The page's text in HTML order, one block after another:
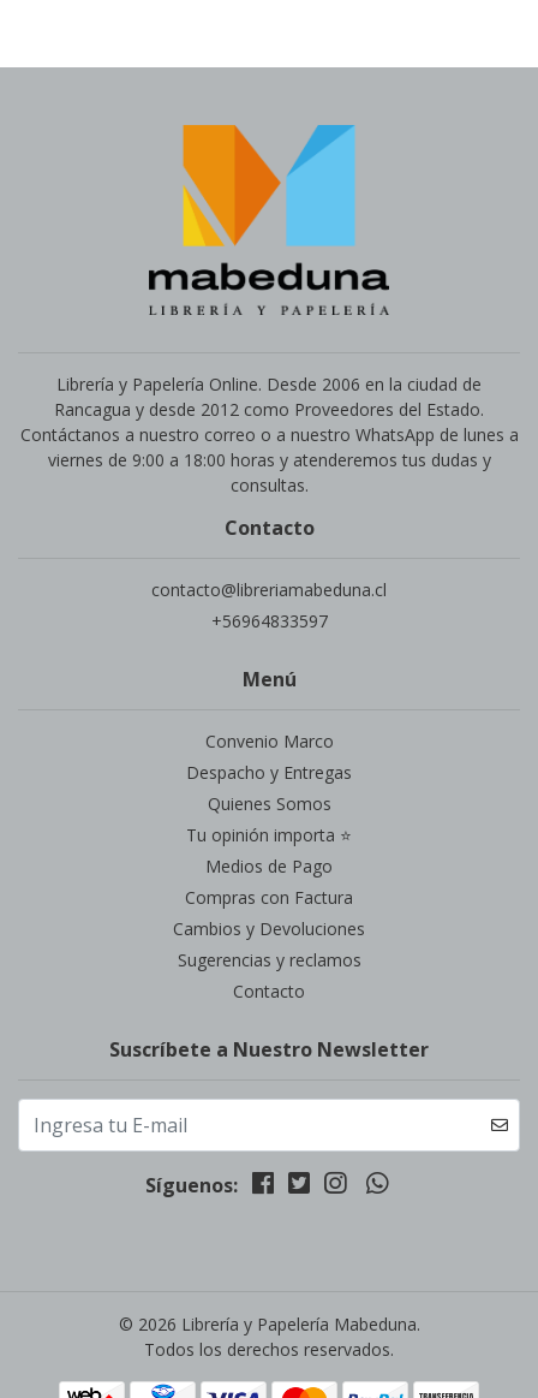
Librería y Papelería Online. Desde 2006 en la ciudad de
Rancagua y desde 2012 como Proveedores del Estado.
Contáctanos a nuestro correo o a nuestro WhatsApp de lunes a
viernes de 9:00 a 18:00 horas y atenderemos tus dudas y
consultas.
Contacto
contacto@libreriamabeduna.cl
+56964833597
Menú
Convenio Marco
Despacho y Entregas
Quienes Somos
Tu opinión importa ⭐
Medios de Pago
Compras con Factura
Cambios y Devoluciones
Sugerencias y reclamos
Contacto
Suscríbete a Nuestro Newsletter
Síguenos:
© 2026 Librería y Papelería Mabeduna.
Todos los derechos reservados.